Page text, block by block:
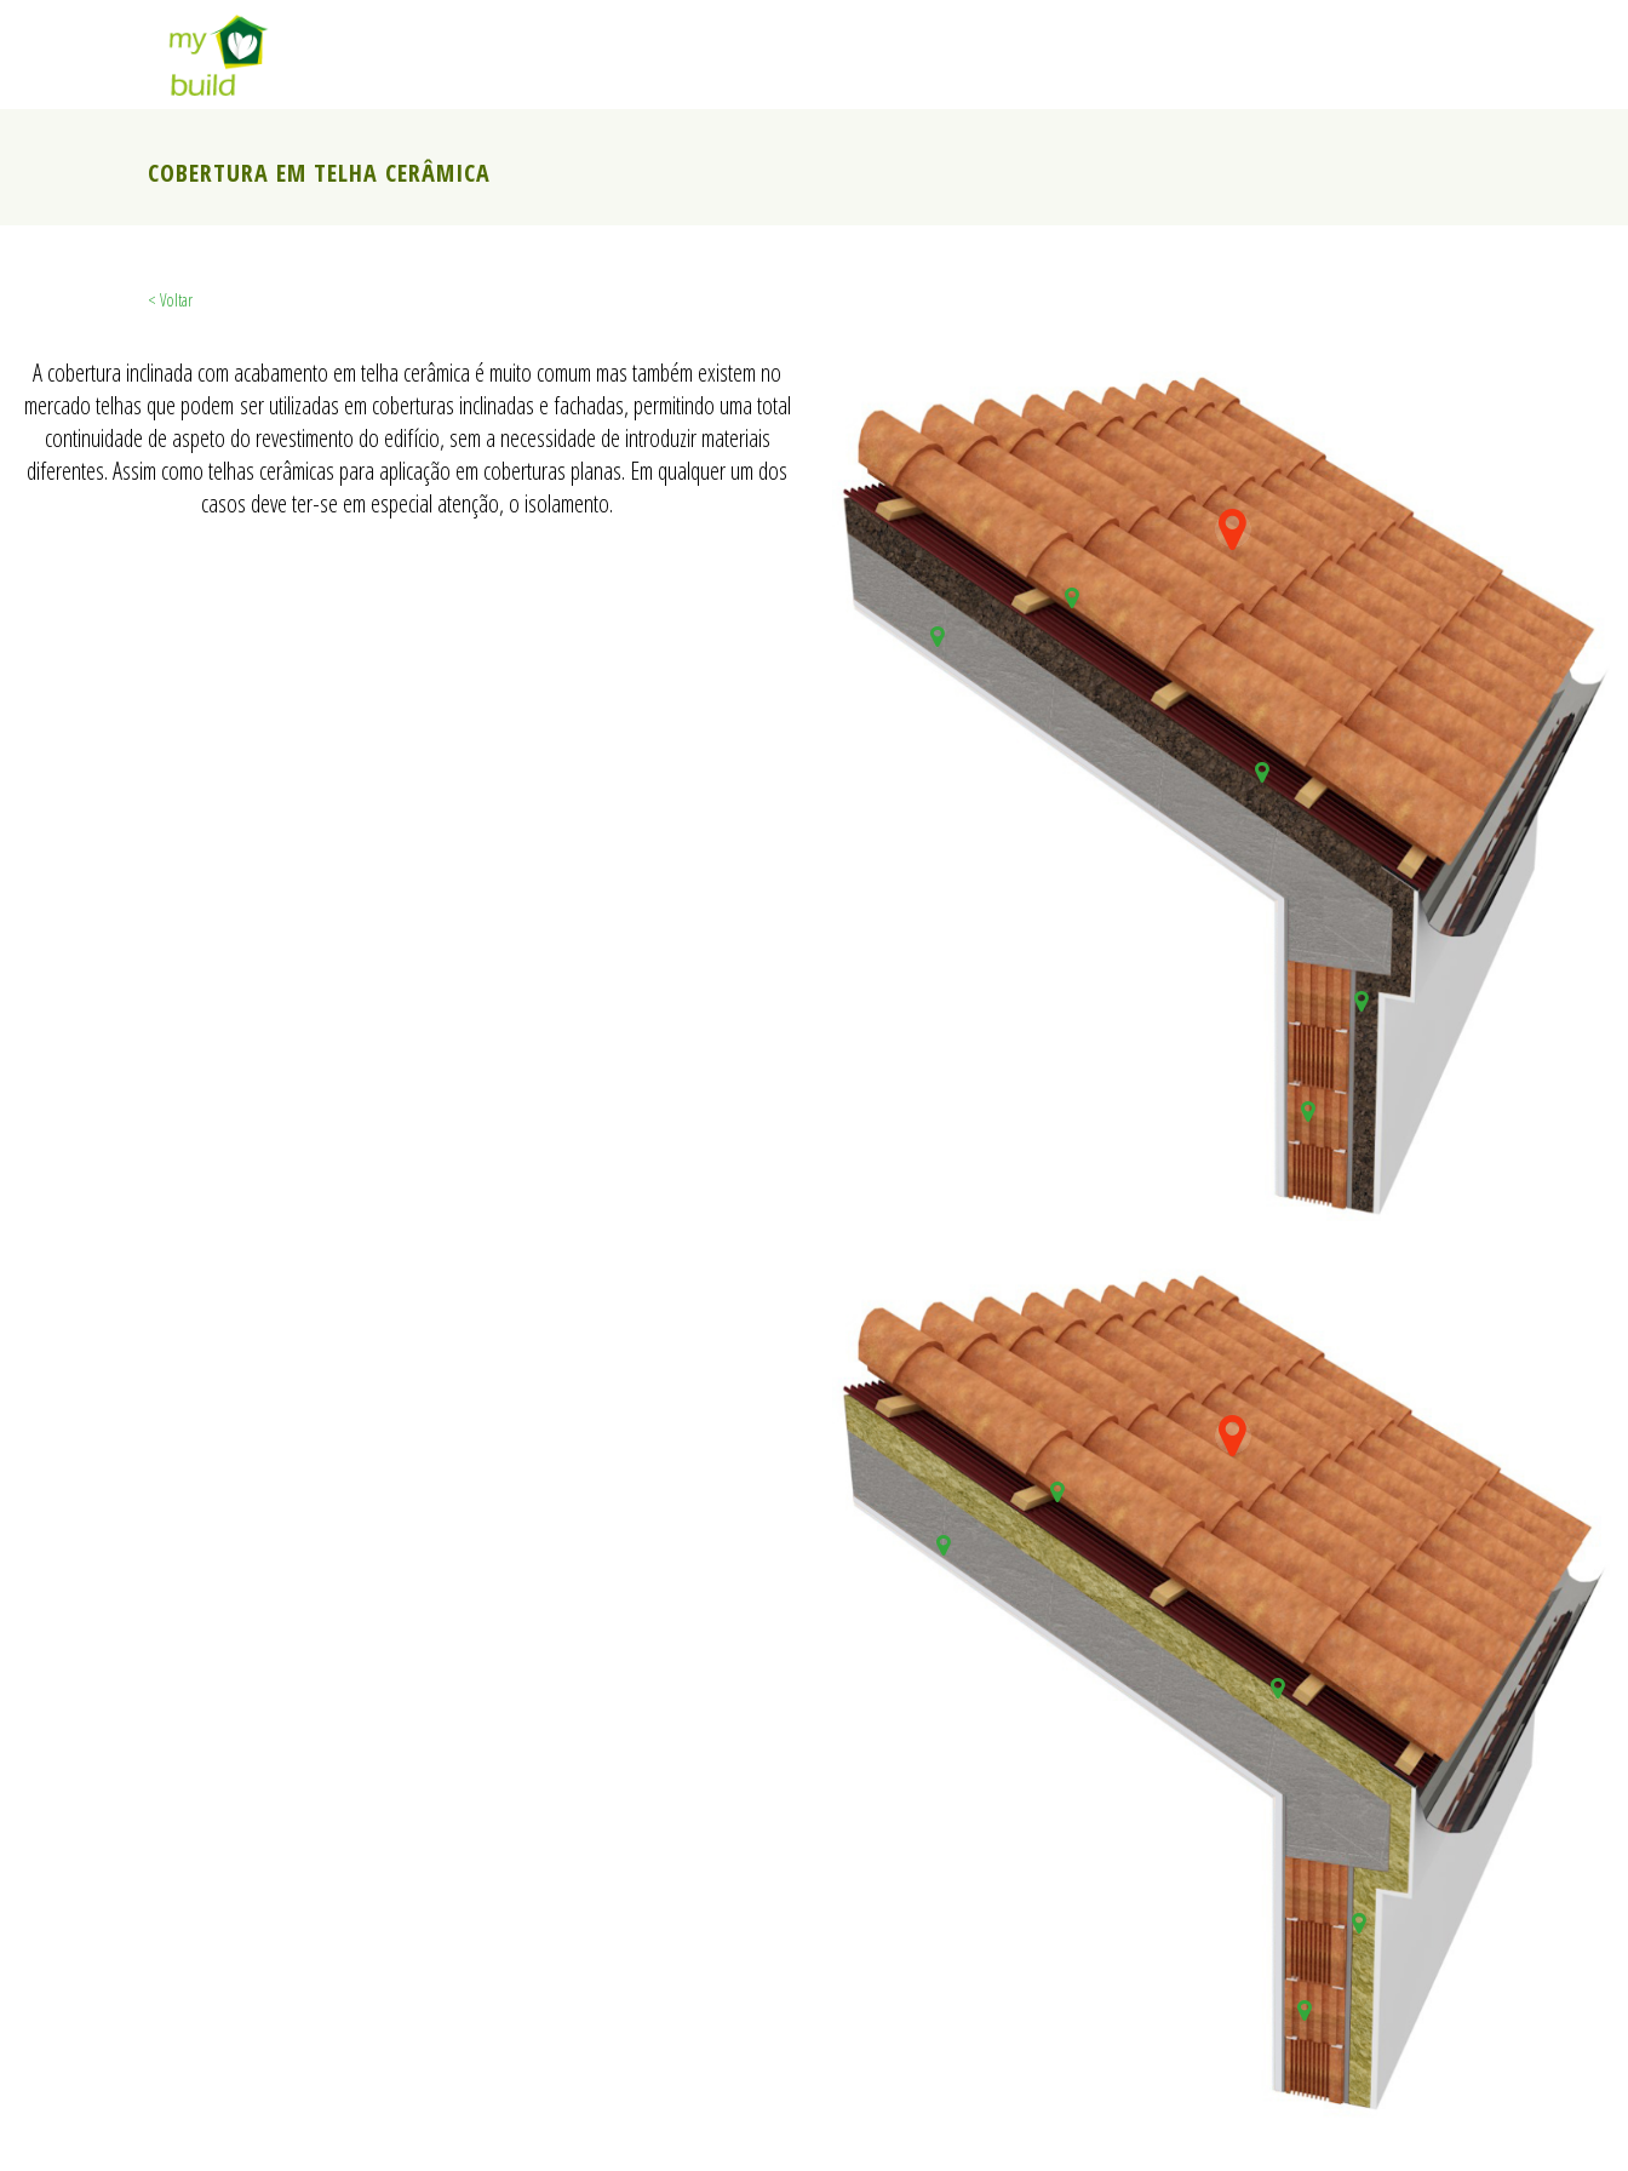
COBERTURA EM TELHA CERÂMICA
< Voltar
A cobertura inclinada com acabamento em telha cerâmica é muito comum mas também existem no
mercado telhas que podem ser utilizadas em coberturas inclinadas e fachadas, permitindo uma total
continuidade de aspeto do revestimento do edifício, sem a necessidade de introduzir materiais
diferentes. Assim como telhas cerâmicas para aplicação em coberturas planas. Em qualquer um dos
casos deve ter-se em especial atenção, o isolamento.